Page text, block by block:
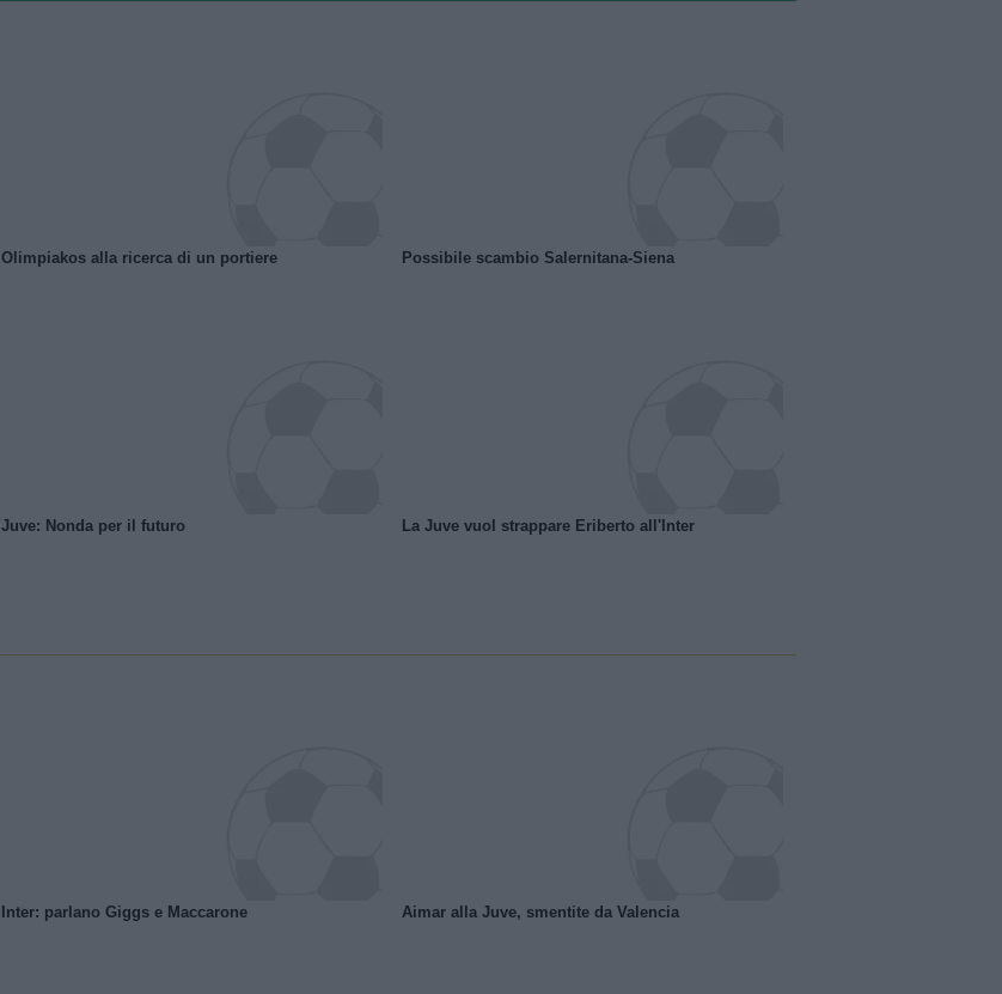
Olimpiakos alla ricerca di un portiere Possibile scambio Salernitana-Siena
Juve: Nonda per il futuro La Juve vuol strappare Eriberto all'Inter
Inter: parlano Giggs e Maccarone Aimar alla Juve, smentite da Valencia